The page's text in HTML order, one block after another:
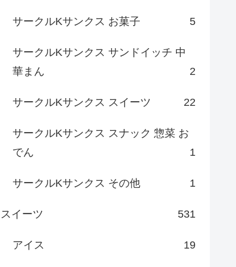
サークルKサンクス お菓子 5
サークルKサンクス サンドイッチ 中
華まん
2
サークルKサンクス スイーツ 22
サークルKサンクス スナック 惣菜 お
でん
1
サークルKサンクス その他 1
スイーツ 531
アイス 19